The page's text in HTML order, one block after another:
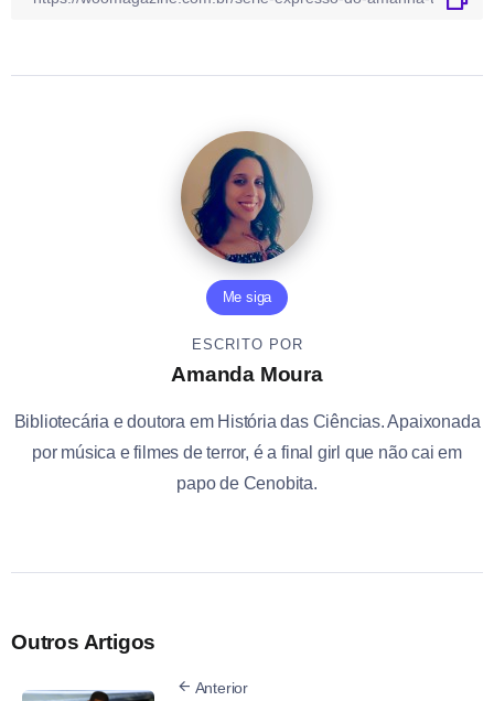
Me siga
ESCRITO POR
Amanda Moura
Bibliotecária e doutora em História das Ciências. Apaixonada
por música e filmes de terror, é a final girl que não cai em
papo de Cenobita.
Outros Artigos
Anterior